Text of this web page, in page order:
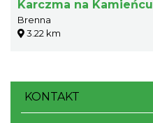
Karczma na Kamieńcu
Brenna
3.22 km
KONTAKT